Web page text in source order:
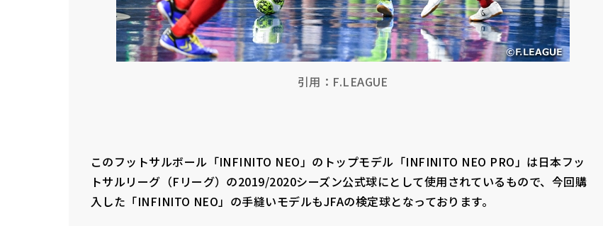
引用：F.LEAGUE
このフットサルボール「INFINITO NEO」のトップモデル「INFINITO NEO PRO」は日本フッ
トサルリーグ（Fリーグ）の2019/2020シーズン公式球にとして使用されているもので、今回購
入した「INFINITO NEO」の手縫いモデルもJFAの検定球となっております。